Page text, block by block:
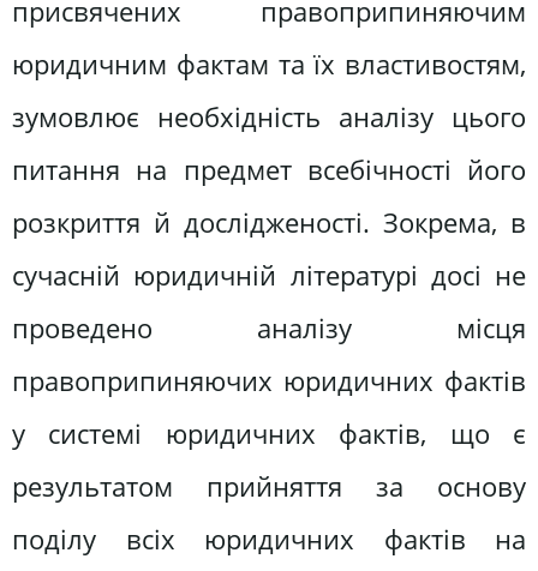
присвячених правоприпиняючим
юридичним фактам та їх властивостям,
зумовлює необхідність аналізу цього
питання на предмет всебічності його
розкриття й дослідженості. Зокрема, в
сучасній юридичній літературі досі не
проведено аналізу місця
правоприпиняючих юридичних фактів
у системі юридичних фактів, що є
результатом прийняття за основу
поділу всіх юридичних фактів на